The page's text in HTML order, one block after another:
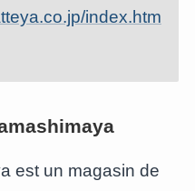
index.htm
est un magasin de